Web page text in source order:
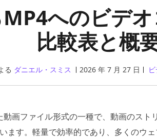
へのビデオ
比較表と概
る ダニエル・スミス 2026 年 7 月 27 日
画ファイル形式の一種で、動画のスト
ます。軽量で効率的であり、多くのウ